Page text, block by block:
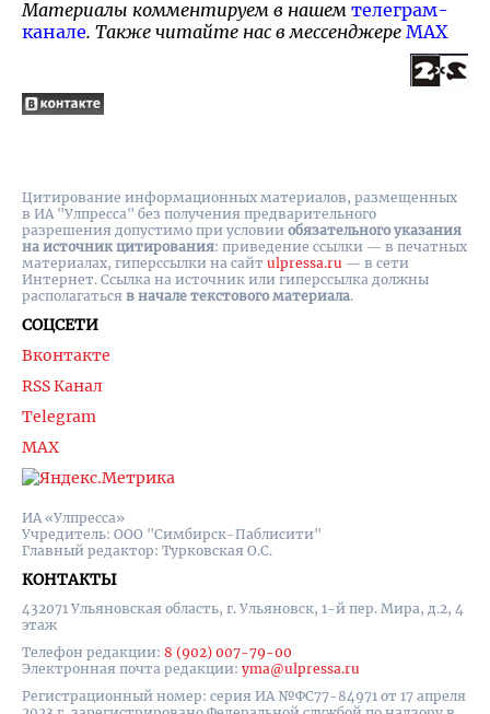
Материалы комментируем в нашем телеграм-
канале. Также читайте нас в мессенджере MAX
ИА «Улпресса»
Учредитель: ООО "Симбирск-Паблисити"
Главный редактор: Турковская О.С.
КОНТАКТЫ
432071 Ульяновская область, г. Ульяновск, 1-й пер. Мира, д.2, 4
этаж
Телефон редакции: 8 (902) 007-79-00
Электронная почта редакции: yma@ulpressa.ru
Регистрационный номер: серия ИА №ФС77-84971 от 17 апреля
СОЦСЕТИ
Вконтакте
RSS Канал
Telegram
MAX
Цитирование информационных материалов, размещенных
в ИА "Улпресса" без получения предварительного
разрешения допустимо при условии обязательного указания
на источник цитирования: приведение ссылки — в печатных
материалах, гиперссылки на cайт ulpressa.ru — в сети
Интернет. Ссылка на источник или гиперссылка должны
располагаться в начале текстового материала.